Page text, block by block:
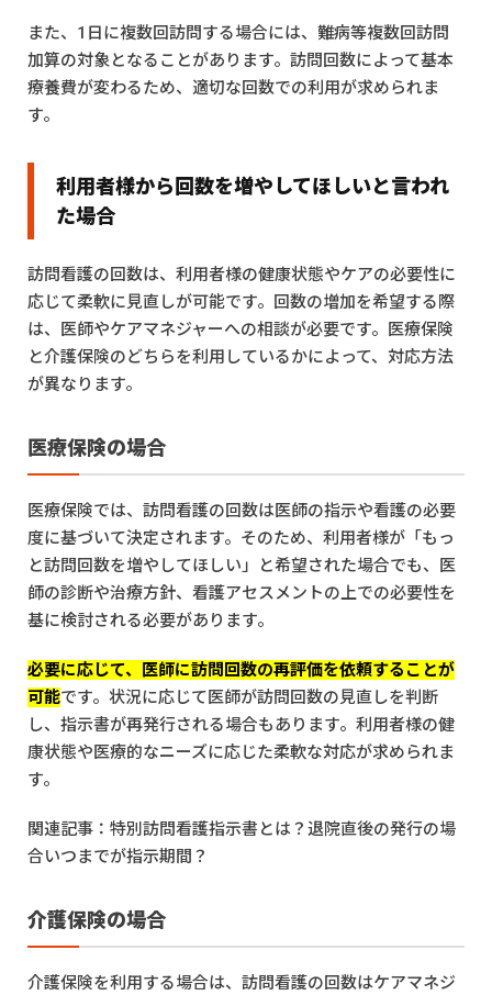
また、1日に複数回訪問する場合には、難病等複数回訪問
加算の対象となることがあります。訪問回数によって基本
療養費が変わるため、適切な回数での利用が求められま
す。
利用者様から回数を増やしてほしいと言われ
た場合
訪問看護の回数は、利用者様の健康状態やケアの必要性に
応じて柔軟に見直しが可能です。回数の増加を希望する際
は、医師やケアマネジャーへの相談が必要です。医療保険
と介護保険のどちらを利用しているかによって、対応方法
が異なります。
医療保険の場合
医療保険では、訪問看護の回数は医師の指示や看護の必要
度に基づいて決定されます。そのため、利用者様が「もっ
と訪問回数を増やしてほしい」と希望された場合でも、医
師の診断や治療方針、看護アセスメントの上での必要性を
基に検討される必要があります。
必要に応じて、医師に訪問回数の再評価を依頼することが
可能です。状況に応じて医師が訪問回数の見直しを判断
し、指示書が再発行される場合もあります。利用者様の健
康状態や医療的なニーズに応じた柔軟な対応が求められま
す。
関連記事： 特別訪問看護指示書とは？退院直後の発行の場
合いつまでが指示期間？
介護保険の場合
介護保険を利用する場合は、訪問看護の回数はケアマネジ